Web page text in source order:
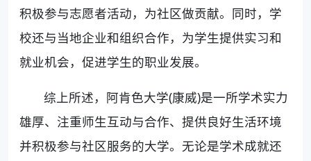
积极参与志愿者活动，为社区做贡献。同时，学
校还与当地企业和组织合作，为学生提供实习和
就业机会，促进学生的职业发展。
综上所述，阿肯色大学(康威)是一所学术实力
雄厚、注重师生互动与合作、提供良好生活环境
并积极参与社区服务的大学。无论是学术成就还